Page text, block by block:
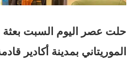
حلت عصر اليوم السبت بعثة
الموريتاني بمدينة أكادير